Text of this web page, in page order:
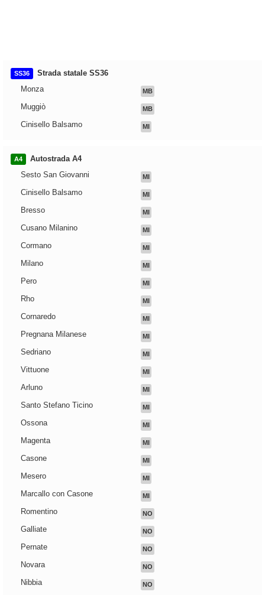
SS36
Strada statale SS36
Monza
MB
Muggiò MB
Cinisello Balsamo MI
A4
Autostrada A4
Sesto San Giovanni
MI
Cinisello Balsamo MI
Bresso MI
Cusano Milanino MI
Cormano MI
Milano MI
Pero MI
Rho MI
Cornaredo MI
Pregnana Milanese MI
Sedriano MI
Vittuone MI
Arluno MI
Santo Stefano Ticino MI
Ossona MI
Magenta MI
Casone MI
Mesero MI
Marcallo con Casone MI
Romentino NO
Galliate NO
Pernate NO
Novara NO
Nibbia NO